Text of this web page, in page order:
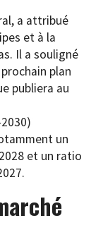
a attribué
et à la
Il a souligné
plan
publiera au
un
et un ratio